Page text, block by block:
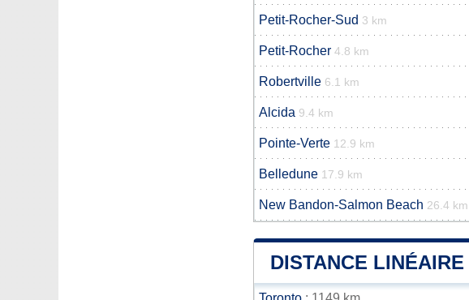
Petit-Rocher-Sud 3 km
Petit-Rocher 4.8 km
Robertville 6.1 km
Alcida 9.4 km
Pointe-Verte 12.9 km
Belledune 17.9 km
New Bandon-Salmon Beach 26.4 km
DISTANCE